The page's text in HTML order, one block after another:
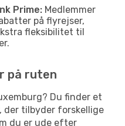
Prime: Medlemmer
på flyrejser,
fleksibilitet til
på ruten
Du finder et
der tilbyder forskellige
du er ude efter